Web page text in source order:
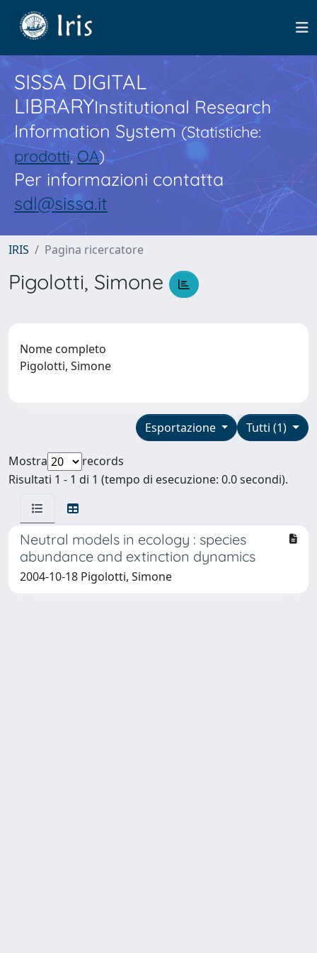
SISSA DIGITAL
LIBRARYInstitutional Research
Information System(Statistiche:
prodotti,OA)
Per informazioni contatta
sdl@sissa.it
IRIS Pagina ricercatore
Pigolotti, Simone
Nome completo
Pigolotti, Simone
Tutti (1)
Esportazione
Mostra
records
Risultati 1 - 1 di 1 (tempo di esecuzione: 0.0 secondi).
Neutral models in ecology : species
abundance and extinction dynamics
2004-10-18 Pigolotti, Simone